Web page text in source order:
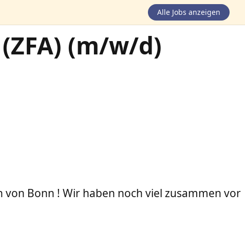
Alle Jobs anzeigen
(m/w/d)
Bonn ! Wir haben noch viel zusammen vor